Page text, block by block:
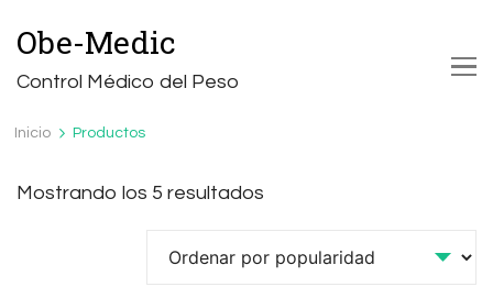
Obe-Medic
Control Médico del Peso
Inicio Productos
Mostrando los 5 resultados
popularidad